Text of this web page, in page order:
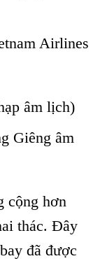
Airlines
âm lịch)
Giêng âm
cộng hơn
thác. Đây
đã được